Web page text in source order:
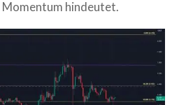
hindeutet.